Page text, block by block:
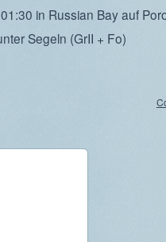
in Russian Bay auf
Segeln (GrII + Fo)